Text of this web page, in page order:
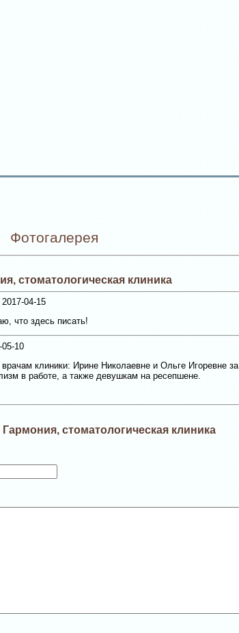
Фотогалерея
стоматологическая клиника
2017-04-15
что здесь писать!
10
клиники: Ирине Николаевне и Ольге Игоревне за
в работе, а также девушкам на ресепшене.
стоматологическая клиника